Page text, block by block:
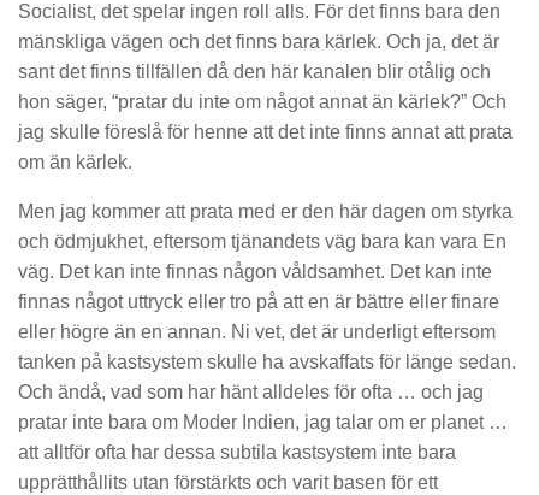
Socialist, det spelar ingen roll alls. För det finns bara den
mänskliga vägen och det finns bara kärlek. Och ja, det är
sant det finns tillfällen då den här kanalen blir otålig och
hon säger, “pratar du inte om något annat än kärlek?” Och
jag skulle föreslå för henne att det inte finns annat att prata
om än kärlek.
Men jag kommer att prata med er den här dagen om styrka
och ödmjukhet, eftersom tjänandets väg bara kan vara En
väg. Det kan inte finnas någon våldsamhet. Det kan inte
finnas något uttryck eller tro på att en är bättre eller finare
eller högre än en annan. Ni vet, det är underligt eftersom
tanken på kastsystem skulle ha avskaffats för länge sedan.
Och ändå, vad som har hänt alldeles för ofta … och jag
pratar inte bara om Moder Indien, jag talar om er planet …
att alltför ofta har dessa subtila kastsystem inte bara
upprätthållits utan förstärkts och varit basen för ett